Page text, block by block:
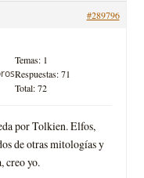
#289796
Temas: 1
Respuestas: 71
Total: 72
por Tolkien. Elfos,
de otras mitologí­as y
creo yo.